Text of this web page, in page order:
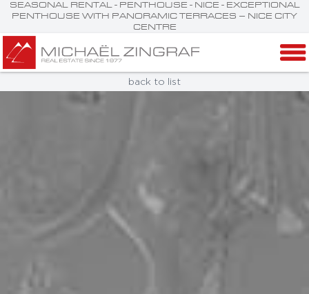
SEASONAL RENTAL - PENTHOUSE - NICE - EXCEPTIONAL
PENTHOUSE WITH PANORAMIC TERRACES – NICE CITY
CENTRE
back to list